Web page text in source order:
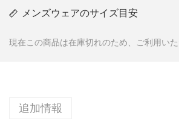
メンズウェアのサイズ目安
現在この商品は在庫切れのため、ご利用いた
追加情報